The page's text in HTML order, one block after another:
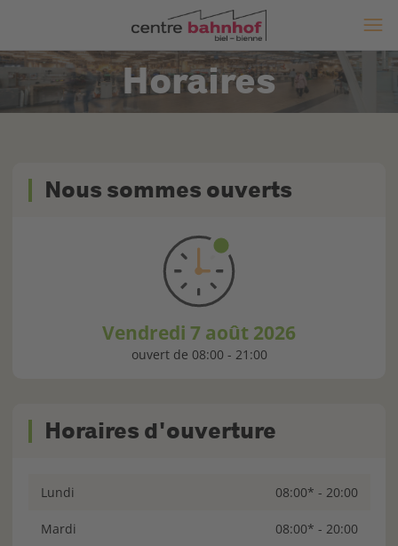
Horaires
Nous sommes ouverts
Vendredi 7 août 2026
ouvert de 08:00 - 21:00
Horaires d'ouverture
Lundi 08:00* - 20:00
Mardi 08:00* - 20:00